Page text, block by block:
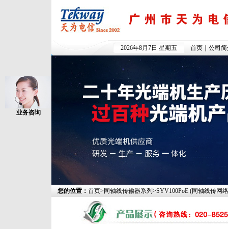
业务咨询
2026年8月7日 星期五 首页 公司
您的位置： 首页> 同轴线传输器系列 >SYV100PoE (同轴线传网